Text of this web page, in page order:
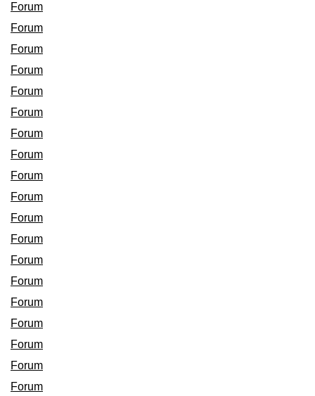
Forum
Forum
Forum
Forum
Forum
Forum
Forum
Forum
Forum
Forum
Forum
Forum
Forum
Forum
Forum
Forum
Forum
Forum
Forum